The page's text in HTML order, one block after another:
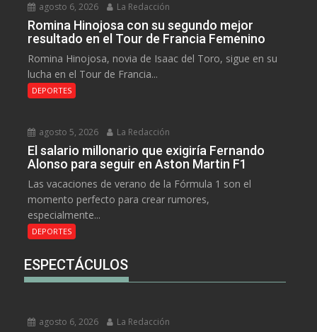
agosto 6, 2026 La Redacción
Romina Hinojosa con su segundo mejor
resultado en el Tour de Francia Femenino
Romina Hinojosa, novia de Isaac del Toro, sigue en su
lucha en el Tour de Francia...
DEPORTES
agosto 5, 2026 La Redacción
El salario millonario que exigiría Fernando
Alonso para seguir en Aston Martin F1
Las vacaciones de verano de la Fórmula 1 son el
momento perfecto para crear rumores,
especialmente...
DEPORTES
ESPECTÁCULOS
agosto 6, 2026 La Redacción